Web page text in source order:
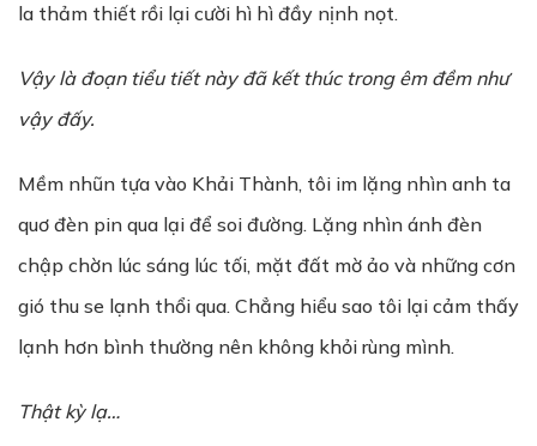
la thảm thiết rồi lại cười hì hì đầy nịnh nọt.
Vậy là đoạn tiểu tiết này đã kết thúc trong êm đềm như
vậy đấy.
Mềm nhũn tựa vào Khải Thành, tôi im lặng nhìn anh ta
quơ đèn pin qua lại để soi đường. Lặng nhìn ánh đèn
chập chờn lúc sáng lúc tối, mặt đất mờ ảo và những cơn
gió thu se lạnh thổi qua. Chẳng hiểu sao tôi lại cảm thấy
lạnh hơn bình thường nên không khỏi rùng mình.
Thật kỳ lạ…